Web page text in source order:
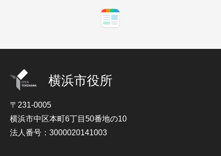
横浜市役所
〒231-0005
横浜市中区本町6丁目50番地の10
法人番号：3000020141003